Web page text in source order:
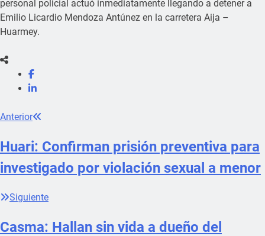
personal policial actuó inmediatamente llegando a detener a
Emilio Licardio Mendoza Antúnez en la carretera Aija –
Huarmey.
Anterior
Huari: Confirman prisión preventiva para
investigado por violación sexual a menor
Siguiente
Casma: Hallan sin vida a dueño del